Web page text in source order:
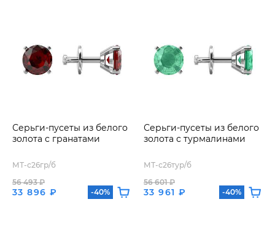
Серьги-пусеты из белого
золота с гранатами
МТ-с26гр/б
33 896 ₽
56 493 ₽
-40%
Серьги-пусеты из белого
золота с турмалинами
МТ-с26тур/б
33 961 ₽
56 601 ₽
-40%